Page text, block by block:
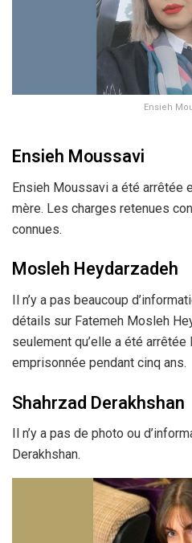
Ensieh
Ensieh Moussavi
Ensieh Moussavi a été arrêtée
mère. Les charges retenues
connues.
Mosleh Heydarzadeh
Il n’y a pas beaucoup
détails sur Fatemeh Mosleh
seulement qu’elle a été
emprisonnée pendant cinq ans.
Shahrzad Derakhshan
Il n’y a pas de photo ou
Derakhshan.